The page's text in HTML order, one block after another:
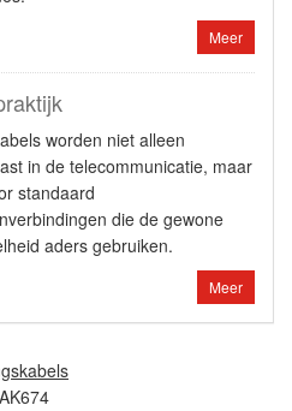
Meer
worden niet alleen
in de telecommunicatie, maar
standaard
die de gewone
aders gebruiken.
Meer
AK674